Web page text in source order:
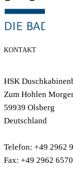
KONTAKT
HSK
Zum Hohlen
59939 Olsberg
Deutschland
Telefon: +49 2962
Fax: +49 2962 6570